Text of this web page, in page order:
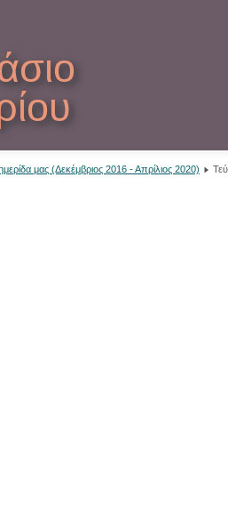
μας (Δεκέμβριος 2016 - Απρίλιος 2020)